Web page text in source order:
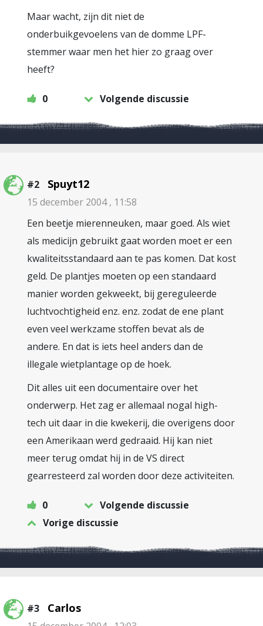
Maar wacht, zijn dit niet de
onderbuikgevoelens van de domme LPF-
stemmer waar men het hier zo graag over
heeft?
0 Volgende discussie
#2 Spuyt12
15 december 2004 , 11:58
Een beetje mierenneuken, maar goed. Als wiet
als medicijn gebruikt gaat worden moet er een
kwaliteitsstandaard aan te pas komen. Dat kost
geld. De plantjes moeten op een standaard
manier worden gekweekt, bij gereguleerde
luchtvochtigheid enz. enz. zodat de ene plant
even veel werkzame stoffen bevat als de
andere. En dat is iets heel anders dan de
illegale wietplantage op de hoek.
Dit alles uit een documentaire over het
onderwerp. Het zag er allemaal nogal high-
tech uit daar in die kwekerij, die overigens door
een Amerikaan werd gedraaid. Hij kan niet
meer terug omdat hij in de VS direct
gearresteerd zal worden door deze activiteiten.
0
Volgende discussie
Vorige discussie
#3 Carlos